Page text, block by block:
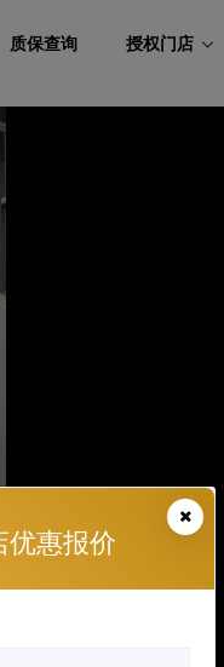
质保查询 授权门店
惠报价